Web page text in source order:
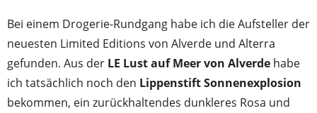
Bei einem Drogerie-Rundgang habe ich die Aufsteller der
neuesten Limited Editions von Alverde und Alterra
gefunden. Aus der LE Lust auf Meer von Alverde habe
ich tatsächlich noch den Lippenstift Sonnenexplosion
bekommen, ein zurückhaltendes dunkleres Rosa und